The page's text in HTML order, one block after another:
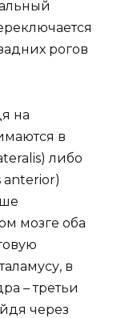
рогов
на
в
либо
мозге оба
в
– третьи
через